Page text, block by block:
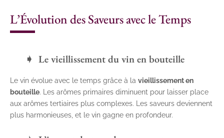
L’Évolution des Saveurs avec le Temps
Le vieillissement du vin en bouteille
Le vin évolue avec le temps grâce à la vieillissement en
bouteille. Les arômes primaires diminuent pour laisser place
aux arômes tertiaires plus complexes. Les saveurs deviennent
plus harmonieuses, et le vin gagne en profondeur.